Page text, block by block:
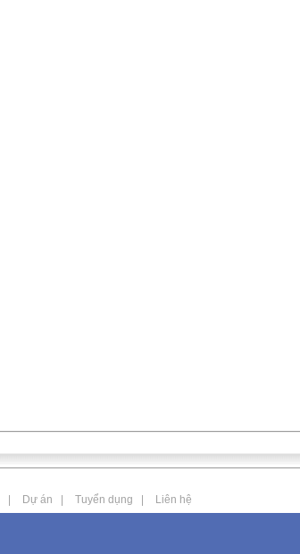
Dự án Tuyển dụng Liên hệ